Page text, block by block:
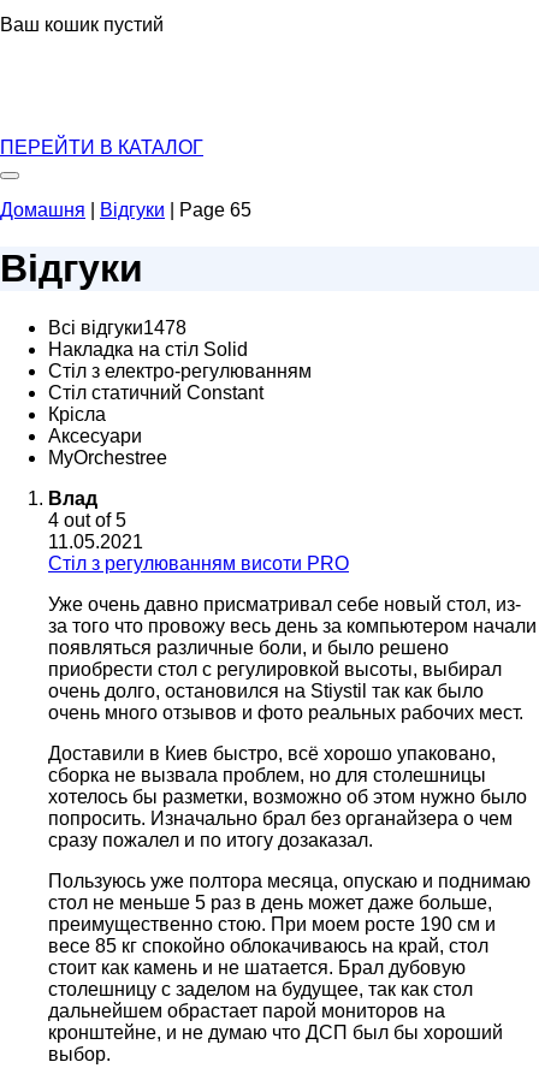
Ваш кошик пустий
ПЕРЕЙТИ В КАТАЛОГ
Домашня Відгуки Page 65
Відгуки
Всі відгуки1478
Накладка на стіл Solid
Стіл з електро-регулюванням
Стіл статичний Constant
Крісла
Аксесуари
MyOrchestree
Влад
4 out of 5
11.05.2021
Cтіл з регулюванням висоти PRO
Уже очень давно присматривал себе новый стол, из-
за того что провожу весь день за компьютером начали
появляться различные боли, и было решено
приобрести стол c регулировкой высоты, выбирал
очень долго, остановился на Stiystil так как было
очень много отзывов и фото реальных рабочих мест.
Доставили в Киев быстро, всё хорошо упаковано,
сборка не вызвала проблем, но для столешницы
хотелось бы разметки, возможно об этом нужно было
попросить. Изначально брал без органайзера о чем
сразу пожалел и по итогу дозаказал.
Пользуюсь уже полтора месяца, опускаю и поднимаю
стол не меньше 5 раз в день может даже больше,
преимущественно стою. При моем росте 190 см и
весе 85 кг спокойно облокачиваюсь на край, стол
стоит как камень и не шатается. Брал дубовую
столешницу с заделом на будущее, так как стол
дальнейшем обрастает парой мониторов на
кронштейне, и не думаю что ДСП был бы хороший
выбор.